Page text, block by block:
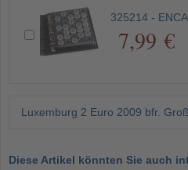
325214 -
7,99 €
Luxemburg 2 Euro 2009 bfr.
Diese Artikel könnten Sie auch